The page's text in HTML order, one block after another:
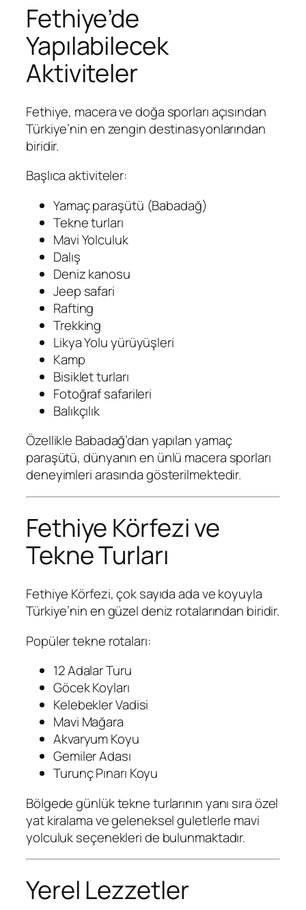
Fethiye’de
Yapılabilecek
Aktiviteler
Fethiye, macera ve doğa sporları açısından
Türkiye’nin en zengin destinasyonlarından
biridir.
Başlıca aktiviteler:
Yamaç paraşütü (Babadağ)
Tekne turları
Mavi Yolculuk
Dalış
Deniz kanosu
Jeep safari
Rafting
Trekking
Likya Yolu yürüyüşleri
Kamp
Bisiklet turları
Fotoğraf safarileri
Balıkçılık
Özellikle Babadağ’dan yapılan yamaç
paraşütü, dünyanın en ünlü macera sporları
deneyimleri arasında gösterilmektedir.
Fethiye Körfezi ve
Tekne Turları
Fethiye Körfezi, çok sayıda ada ve koyuyla
Türkiye’nin en güzel deniz rotalarından biridir.
Popüler tekne rotaları:
12 Adalar Turu
Göcek Koyları
Kelebekler Vadisi
Mavi Mağara
Akvaryum Koyu
Gemiler Adası
Turunç Pınarı Koyu
Bölgede günlük tekne turlarının yanı sıra özel
yat kiralama ve geleneksel guletlerle mavi
yolculuk seçenekleri de bulunmaktadır.
Yerel Lezzetler